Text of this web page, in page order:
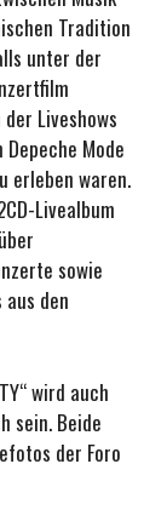
Tradition
unter der
der Liveshows
Mode
erleben waren.
Livealbum
sowie
den
wird auch
sein. Beide
der Foro